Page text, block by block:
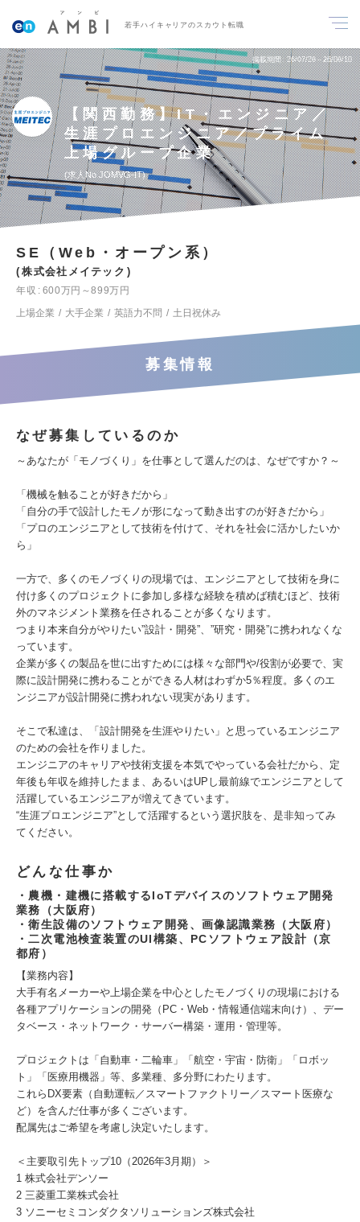
若手ハイキャリアのスカウト転職
掲載期間 26/07/28～26/08/10
【関西勤務】IT・エンジニア／
生涯プロエンジニア／プライム
上場グループ企業
求人No.JOMVG-IT
SE（Web・オープン系）
株式会社メイテック
年収
600万円～899万円
上場企業
大手企業 英語力不問 土日祝休み
募集情報
なぜ募集しているのか
～あなたが「モノづくり」を仕事として選んだのは、なぜですか？～
「機械を触ることが好きだから」
「自分の手で設計したモノが形になって動き出すのが好きだから」
「プロのエンジニアとして技術を付けて、それを社会に活かしたいか
ら」
一方で、多くのモノづくりの現場では、エンジニアとして技術を身に
付け多くのプロジェクトに参加し多様な経験を積めば積むほど、技術
外のマネジメント業務を任されることが多くなります。
つまり本来自分がやりたい”設計・開発”、”研究・開発”に携われなくな
っています。
企業が多くの製品を世に出すためには様々な部門や/役割が必要で、実
際に設計開発に携わることができる人材はわずか5％程度。多くのエ
ンジニアが設計開発に携われない現実があります。
そこで私達は、「設計開発を生涯やりたい」と思っているエンジニア
のための会社を作りました。
エンジニアのキャリアや技術支援を本気でやっている会社だから、定
年後も年収を維持したまま、あるいはUPし最前線でエンジニアとして
活躍しているエンジニアが増えてきています。
“生涯プロエンジニア”として活躍するという選択肢を、是非知ってみ
てください。
どんな仕事か
・農機・建機に搭載するIoTデバイスのソフトウェア開発
業務（大阪府）
・衛生設備のソフトウェア開発、画像認識業務（大阪府）
・二次電池検査装置のUI構築、PCソフトウェア設計（京
都府）
【業務内容】
大手有名メーカーや上場企業を中心としたモノづくりの現場における
各種アプリケーションの開発（PC・Web・情報通信端末向け）、デー
タベース・ネットワーク・サーバー構築・運用・管理等。
プロジェクトは「自動車・二輪車」「航空・宇宙・防衛」「ロボッ
ト」「医療用機器」等、多業種、多分野にわたります。
これらDX要素（自動運転／スマートファクトリー／スマート医療な
ど）を含んだ仕事が多くございます。
配属先はご希望を考慮し決定いたします。
＜主要取引先トップ10（2026年3月期）＞
1 株式会社デンソー
2 三菱重工業株式会社
3 ソニーセミコンダクタソリューションズ株式会社